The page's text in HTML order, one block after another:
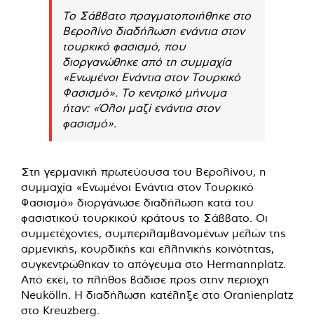
Το Σάββατο πραγματοποιήθηκε στο
Βερολίνο διαδήλωση ενάντια στον
τουρκικό φασισμό, που
διοργανώθηκε από τη συμμαχία
«Ενωμένοι Ενάντια στον Τουρκικό
Φασισμό». Το κεντρικό μήνυμα
ήταν: «Όλοι μαζί ενάντια στον
φασισμό».
Στη γερμανική πρωτεύουσα του Βερολίνου, η
συμμαχία «Ενωμένοι Ενάντια στον Τουρκικό
Φασισμό» διοργάνωσε διαδήλωση κατά του
φασιστικού τουρκικού κράτους το Σάββατο. Οι
συμμετέχοντες, συμπεριλαμβανομένων μελών της
αρμενικής, κουρδικής και ελληνικής κοινότητας,
συγκεντρώθηκαν το απόγευμα στο Hermannplatz.
Από εκεί, το πλήθος βάδισε προς στην περιοχή
Neukölln. Η διαδήλωση κατέληξε στο Oranienplatz
στο Kreuzberg.